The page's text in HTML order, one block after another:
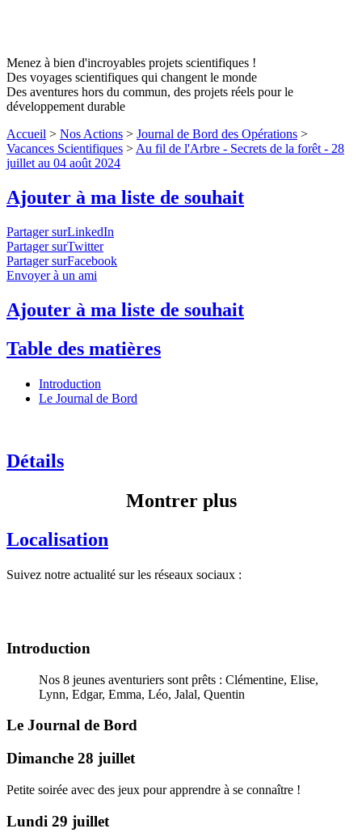
Menez à bien d'incroyables projets scientifiques !
Des voyages scientifiques qui changent le monde
Des aventures hors du commun, des projets réels pour le
développement durable
Accueil > Nos Actions > Journal de Bord des Opérations >
Vacances Scientifiques > Au fil de l'Arbre - Secrets de la forêt - 28
juillet au 04 août 2024
Ajouter à ma liste de souhait
Partager surLinkedIn
Partager surTwitter
Partager surFacebook
Envoyer à un ami
Ajouter à ma liste de souhait
Table des matières
Introduction
Le Journal de Bord
Détails
Montrer plus
Localisation
Suivez notre actualité sur les réseaux sociaux :
Introduction
Nos 8 jeunes aventuriers sont prêts : Clémentine, Elise,
Lynn, Edgar, Emma, Léo, Jalal, Quentin
Le Journal de Bord
Dimanche 28 juillet
Petite soirée avec des jeux pour apprendre à se connaître !
Lundi 29 juillet